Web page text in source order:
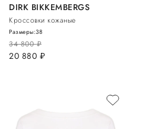
DIRK BIKKEMBERGS
Кроссовки кожаные
34 800руб.
20 880 руб.
Размеры:38